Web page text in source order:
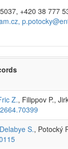
+420 38 777
Z., Filippov P.,
Delabye S., Potocký